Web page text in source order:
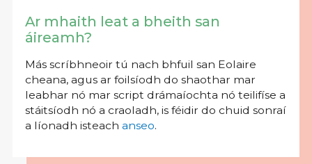
Ar mhaith leat a bheith san
áireamh?
Más scríbhneoir tú nach bhfuil san Eolaire
cheana, agus ar foilsíodh do shaothar mar
leabhar nó mar script drámaíochta nó teilifíse a
stáitsíodh nó a craoladh, is féidir do chuid sonraí
a líonadh isteach anseo.